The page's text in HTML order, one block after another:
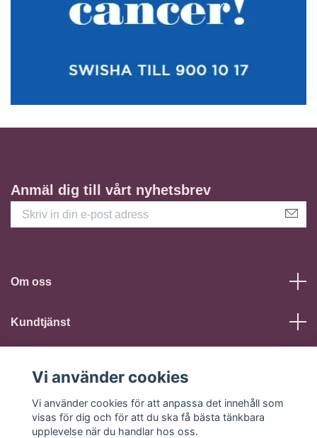
Anmäl dig till vårt nyhetsbrev
Om oss
Kundtjänst
Sociala medier
Vi använder cookies
Vi använder cookies för att anpassa det innehåll som
visas för dig och för att du ska få bästa tänkbara
upplevelse när du handlar hos oss.